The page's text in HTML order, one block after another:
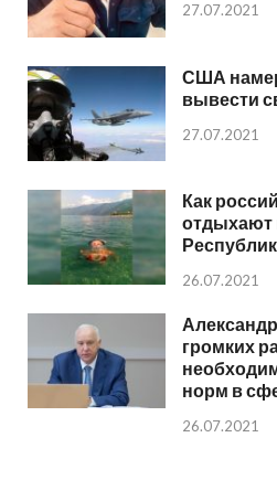
27.07.2021
США
вывести
27.07.2021
Как
отдыхают
26.07.2021
громких
норм в
26.07.2021